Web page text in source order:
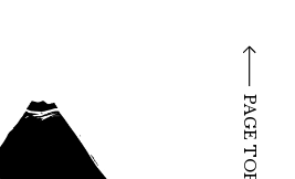
PAGE TOP